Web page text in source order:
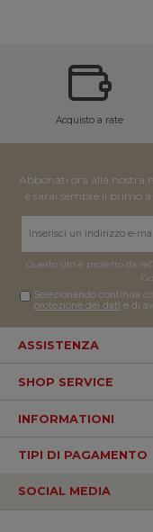
Acquisto a rate
Abbonati ora alla nostra
e sarai sempre il primo
Questo sito è protetto da
Selezionando continua
protezione dei dati e di
ASSISTENZA
SHOP SERVICE
INFORMATIONI
TIPI DI PAGAMENTO
SOCIAL MEDIA